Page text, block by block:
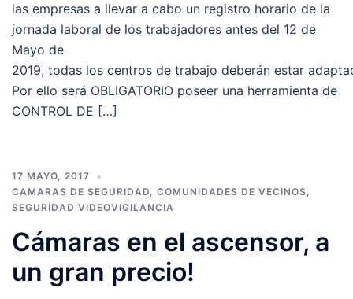
las empresas a llevar a cabo un registro horario de la
jornada laboral de los trabajadores antes del 12 de
Mayo de
2019, todas los centros de trabajo deberán estar
Por ello será OBLIGATORIO poseer una herramienta de
CONTROL DE […]
17 MAYO, 2017
CAMARAS DE SEGURIDAD, COMUNIDADES DE VECINOS,
SEGURIDAD VIDEOVIGILANCIA
Cámaras en el ascensor, a
un gran precio!